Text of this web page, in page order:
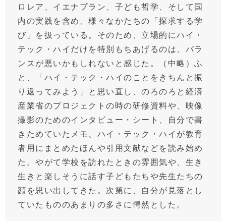
ロレア、イエナプラン、子ども哲学、そして国
内の実践を含め、様々なかたちの「探求する学
び」を扱っている。そのため、立場的にハイ・
テック・ハイだけを特別もちあげるのは、バラ
ンスが悪いかもしれないと感じた。（中略）ふ
と、「ハイ・テック・ハイのことをきちんと振
り返ってみよう」と思い直し、のろのろと経済
産業省のプロジェクトの時の研修資料や、映像
撮影のためのインタビュー・シート、自分で書
きためていたメモ、ハイ・テック・ハイが教育
者用にまとめたほんや引用文献などを読み始め
た。やがて学校を訪れたときの雰囲気や、生き
生きと楽しそうに話す子どもたちや先生たちの
顔を思い出してきた。次第に、自分が見落とし
ていたもののあまりの多さに愕然とした。